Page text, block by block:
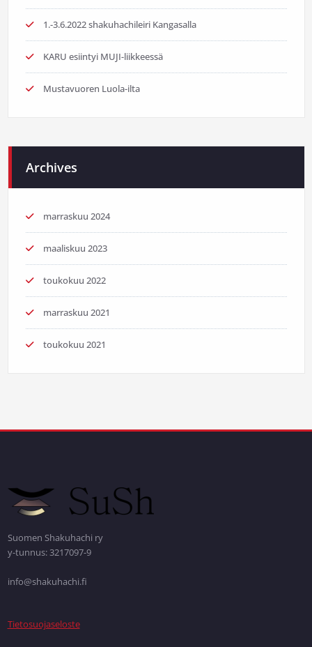
1.-3.6.2022 shakuhachileiri Kangasalla
KARU esiintyi MUJI-liikkeessä
Mustavuoren Luola-ilta
Archives
marraskuu 2024
maaliskuu 2023
toukokuu 2022
marraskuu 2021
toukokuu 2021
Suomen Shakuhachi ry
y-tunnus: 3217097-9
info@shakuhachi.fi
Tietosuojaseloste